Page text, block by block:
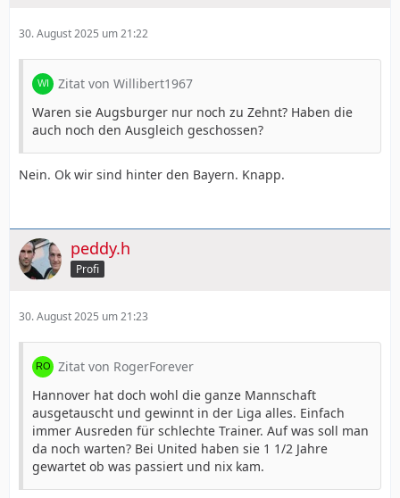
30. August 2025 um 21:22
Zitat von Willibert1967
Waren sie Augsburger nur noch zu Zehnt? Haben die
auch noch den Ausgleich geschossen?
Nein. Ok wir sind hinter den Bayern. Knapp.
peddy.h
Profi
30. August 2025 um 21:23
Zitat von RogerForever
Hannover hat doch wohl die ganze Mannschaft
ausgetauscht und gewinnt in der Liga alles. Einfach
immer Ausreden für schlechte Trainer. Auf was soll man
da noch warten? Bei United haben sie 1 1/2 Jahre
gewartet ob was passiert und nix kam.